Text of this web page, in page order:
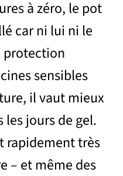
à zéro, le pot
car ni lui ni le
protection
sensibles
il vaut mieux
les jours de gel.
rapidement très
– et même des